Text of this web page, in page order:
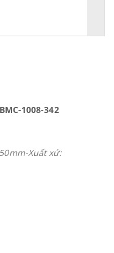
BMC-1008-342
Xuất xứ: